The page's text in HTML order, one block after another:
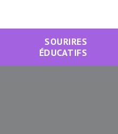
SOURIRES
ÉDUCATIFS